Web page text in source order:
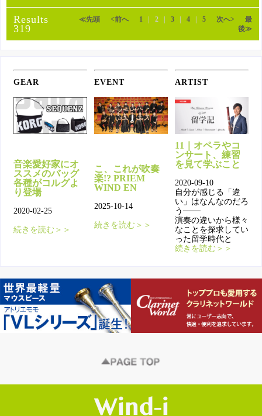
Results
319
≪先頭 <前へ 1 2 3 4 5 次へ>
最
後≫
GEAR EVENT ARTIST
音楽愛好家にオ
ススメのバッグ
各種がコルグよ
り登場
2020-02-25
続きを読む＞＞
こ、これが吹奏
楽!? PRIEM
WIND EN
2025-10-14
続きを読む＞＞
11｜オペラやコ
ンサート、練習
を見て学ぶこと
2020-09-10
自分が感じる「違
い」はなんなのだろ
う───
演奏の違いから様々
なことを探求してい
った留学時代と
続きを読む＞＞